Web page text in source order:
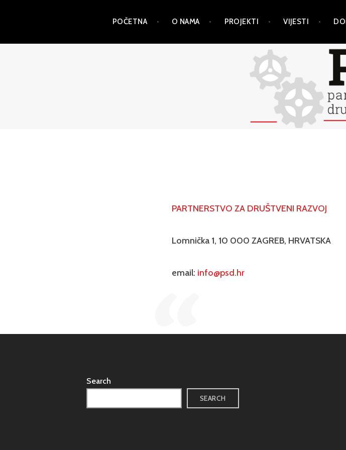
content
POČETNA O NAMA PROJEKTI VIJESTI
PARTNERSTVO ZA DRUŠTVENI RAZVOJ
Lomnička 1, 10 000 ZAGREB, HRVATSKA
email: info@psd.hr
Search
SEARCH